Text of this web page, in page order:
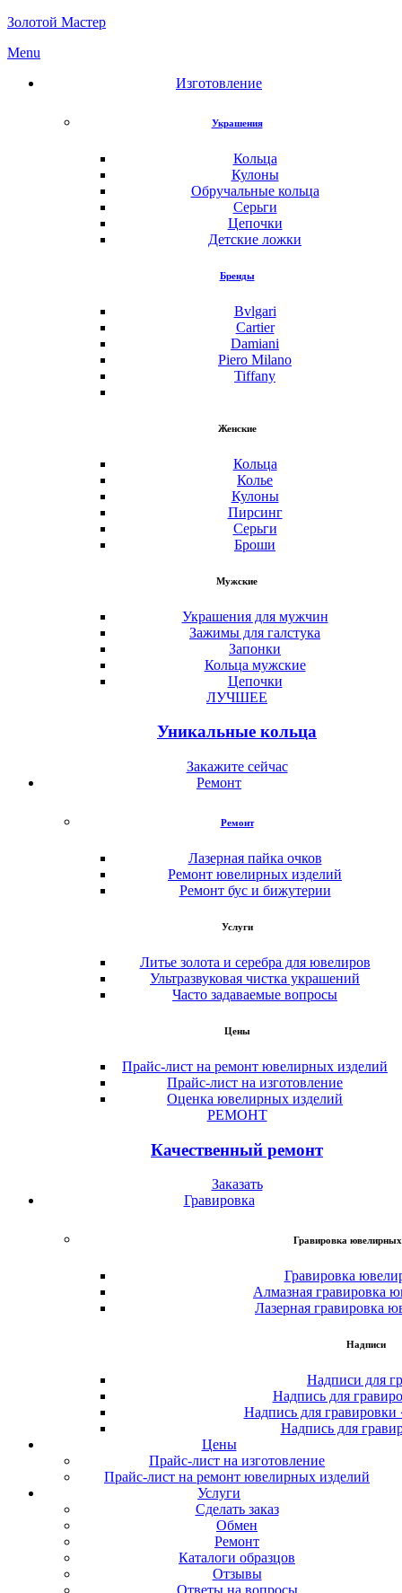
Золотой Мастер
Menu
Изготовление
Украшения
Кольца
Кулоны
Обручальные кольца
Серьги
Цепочки
Детские ложки
Бренды
Bvlgari
Cartier
Damiani
Piero Milano
Tiffany
Женские
Кольца
Колье
Кулоны
Пирсинг
Серьги
Броши
Мужские
Украшения для мужчин
Зажимы для галстука
Запонки
Кольца мужские
Цепочки
ЛУЧШЕЕ
Уникальные кольца
Закажите сейчас
Ремонт
Ремонт
Лазерная пайка очков
Ремонт ювелирных изделий
Ремонт бус и бижутерии
Услуги
Литье золота и серебра для ювелиров
Ультразвуковая чистка украшений
Часто задаваемые вопросы
Цены
Прайс-лист на ремонт ювелирных изделий
Прайс-лист на изготовление
Оценка ювелирных изделий
РЕМОНТ
Качественный ремонт
Заказать
Гравировка
Гравировка ювелирных
Гравировка
Алмазная гравировка
Лазерная гравировка
Надписи
Надписи для
Надпись для
Надпись для
Надпись для
Цены
Прайс-лист на изготовление
Прайс-лист на ремонт ювелирных изделий
Услуги
Сделать заказ
Обмен
Ремонт
Каталоги образцов
Отзывы